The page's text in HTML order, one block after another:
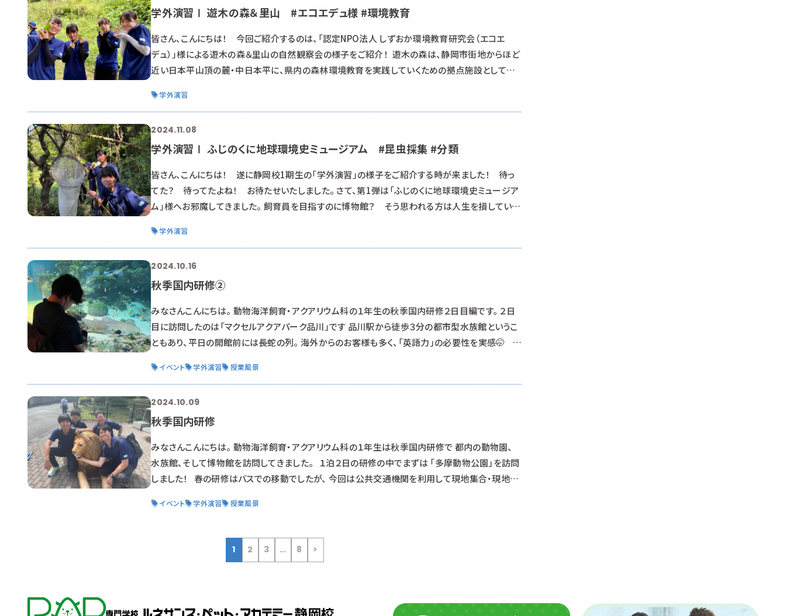
学外演習Ⅰ 遊木の森＆里山 #エコエデュ様 #環境教育
皆さん、こんにちは！ 今回ご紹介するのは、「認定NPO法人 しずおか環境教育研究会（エコエ
デュ）」様による遊木の森＆里山の自然観察会の様子をご紹介！ 遊木の森は、静岡市街地からほど
近い日本平山頂の麓・中日本平に、県内の森林環境教育を実践していくための拠点施設として存
際に自然のものを利用した環境教育について知識を深める一日となりました。 こういうものは頭で
学外演習
2024.11.08
学外演習Ⅰ ふじのくに地球環境史ミュージアム #昆虫採集 #分類
皆さん、こんにちは！ 遂に静岡校1期生の「学外演習」の様子をご紹介する時が来ました！ 待っ
てた？ 待ってたよね！ お待たせいたしました。 さて、第1弾は「ふじのくに地球環境史ミュージア
ム」様へお邪魔してきました。 飼育員を目指すのに博物館？ そう思われる方は人生を損していま
のその後、つまり数々の標本を扱うのが博物館です。生きているからこそ観察できるものもあれば、
学外演習
2024.10.16
秋季国内研修②
みなさんこんにちは。 動物海洋飼育・アクアリウム科の１年生の秋季国内研修２日目編です。 ２日
目に訪問したのは「マクセルアクアパーク品川」です 品川駅から徒歩３分の都市型水族館というこ
ともあり、平日の開館前には長蛇の列。 海外からのお客様も多く、「英語力」の必要性を実感🤭
感じますね🎇 バックヤードツアーも見学させていただき、まずは大型水槽のろ過装置。 学校で使
イベント 学外演習 授業風景
2024.10.09
秋季国内研修
みなさんこんにちは。 動物海洋飼育・アクアリウム科の１年生は秋季国内研修で 都内の動物園、
水族館、そして博物館を訪問してきました。 １泊２日の研修の中でまずは 「多摩動物公園」を訪問
しました！ 春の研修はバスでの移動でしたが、 今回は公共交通機関を利用して現地集合・現地解
きました。 入園前から楽しそうな様子が伝わってきますね♬ 多摩動物公園は人を乗せ
イベント 学外演習 授業風景
1 2 3 … 8 >